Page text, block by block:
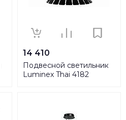
14 410
Подвесной светильник
Luminex Thai 4182